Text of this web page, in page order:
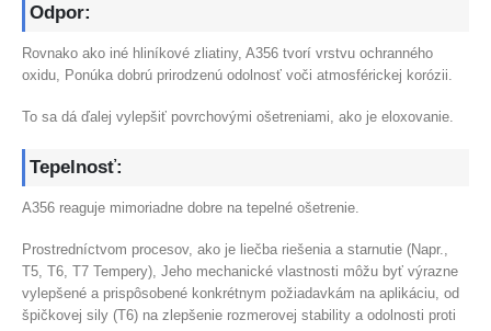
Odpor:
Rovnako ako iné hliníkové zliatiny, A356 tvorí vrstvu ochranného
oxidu, Ponúka dobrú prirodzenú odolnosť voči atmosférickej korózii.
To sa dá ďalej vylepšiť povrchovými ošetreniami, ako je eloxovanie.
Tepelnosť:
A356 reaguje mimoriadne dobre na tepelné ošetrenie.
Prostredníctvom procesov, ako je liečba riešenia a starnutie (Napr.,
T5, T6, T7 Tempery), Jeho mechanické vlastnosti môžu byť výrazne
vylepšené a prispôsobené konkrétnym požiadavkám na aplikáciu, od
špičkovej sily (T6) na zlepšenie rozmerovej stability a odolnosti proti